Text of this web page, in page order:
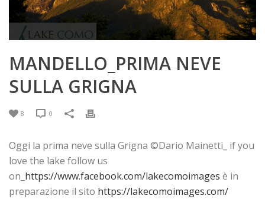
MANDELLO_PRIMA NEVE
SULLA GRIGNA
8 0
Oggi la prima neve sulla Grigna ©Dario Mainetti_ if you
love the lake follow us
on_ https://www.facebook.com/lakecomoimages è in
preparazione il sito https://lakecomoimages.com/